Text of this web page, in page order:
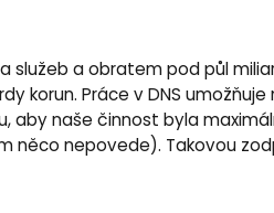
služeb a obratem pod půl
korun. Práce v DNS
aby naše činnost byla
něco nepovede). Takovou